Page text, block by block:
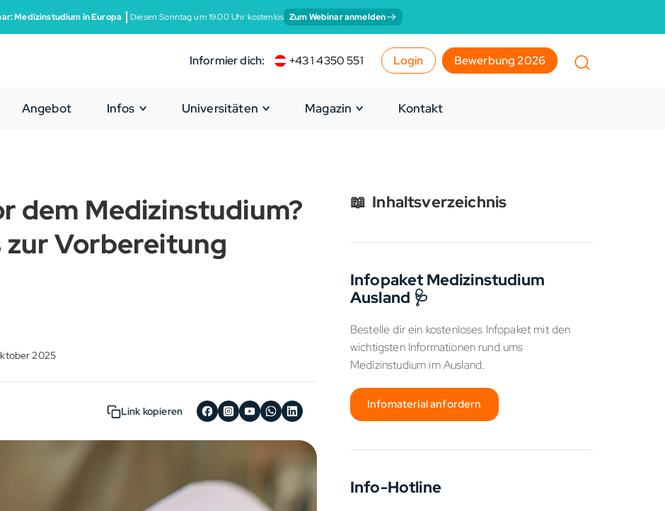
Medizinstudium in Europa Diesen Sonntag um 19:00 Uhr kostenlos Zum Webinar anmelden
Informier dich: +43 1 4350 551 Login Bewerbung 2026
Angebot Infos Universitäten Magazin Kontakt
dem Medizinstudium?
zur Vorbereitung
2025
Link kopieren
📖 Inhaltsverzeichnis
Infopaket Medizinstudium
Ausland 🩺
Bestelle dir ein kostenloses Infopaket mit den
wichtigsten Informationen rund ums
Medizinstudium im Ausland.
Infomaterial anfordern
Info-Hotline